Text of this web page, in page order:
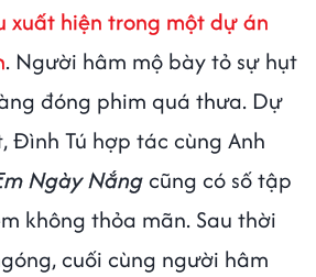
xuất hiện trong một dự án
. Người hâm mộ bày tỏ sự hụt
đóng phim quá thưa. Dự
Đình Tú hợp tác cùng Anh
Ngày Nắngcũng có số tập
không thỏa mãn. Sau thời
cuối cùng người hâm